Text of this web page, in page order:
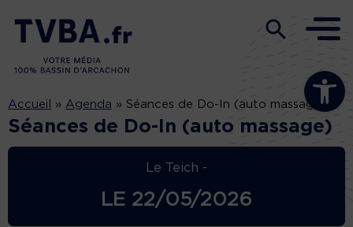
Ouvrir la
Accueil » Agenda » Séances de Do-In (auto massage)
Séances de Do-In (auto massage)
Le Teich -
LE 22/05/2026